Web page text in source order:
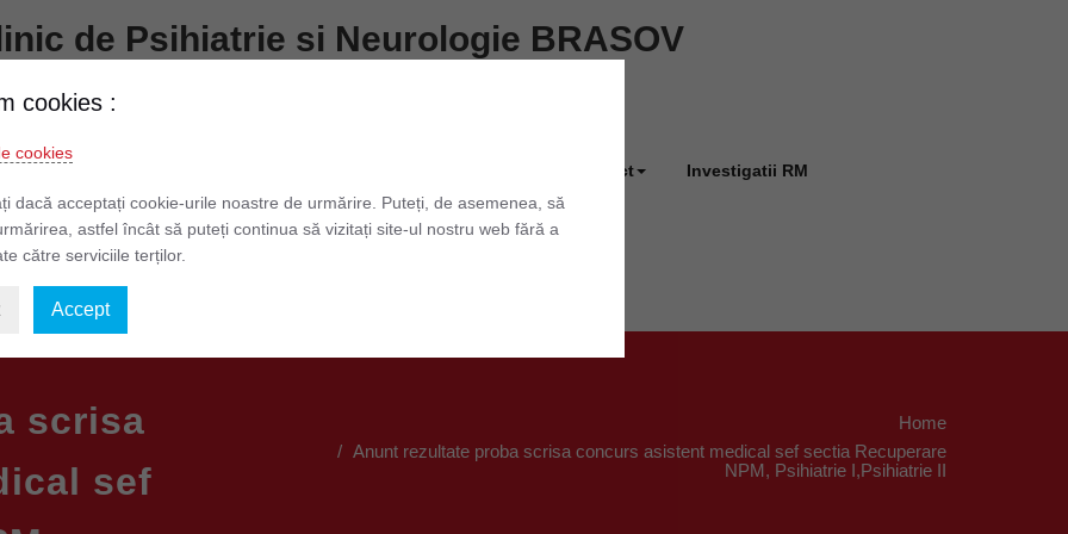
de Psihiatrie si Neurologie BRASOV
nr. 7 – 9 Telefon: 0268 511 481
Contact Investigatii RM
cu Caracter Personal
scrisa
sef
Home
Anunt rezultate proba scrisa concurs asistent medical sef sectia Recuperare
NPM, Psihiatrie I,Psihiatrie II
cookies :
cookies
dacă acceptați cookie-urile noastre de urmărire. Puteți, de asemenea, să
astfel încât să puteți continua să vizitați site-ul nostru web fără a
către serviciile terților.
Accept